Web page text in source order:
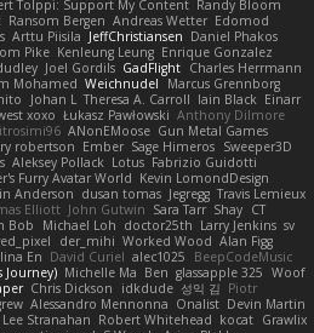
Tolppi: Support My Content Randy Bloom
Ransom Bergen Andreas Wetter Edomod
Arttu Piisila JeffChristiansen Daniel Phakos
Pike Kenleung Leung Enrique Gonzalez
Joel Gordils GadFlight Charles Herrmann
Mohamed Weichnudel
Marcus Grennborg
Johan L Theresa A. Carroll Iain Black Einarr
xoxo Łukasz Pawłowski Anthony Dilmore
ANonEMoose Gun Metal Games
robertson Ember Sage Himeros Sweeper3D
Aleksey Pollack Lotus Fabrizio Guidotti
Furry Avatar World Kevin LomondDesign
Anderson dusan tomas Jegregg Travis Lemieux
Elliott John Gutwin Sara Tarr Shay CT
Bob Michael Loh doctor25th Larry Jenkins sv
der_mihi Worked Wood Alan Figg
En David Curiel alec1025
BeepCodeMusic
Journey) Michelle Ma Ben glassapple 325 Woof
Chris Dickson idkdude 성익 김 Piotr
Alessandro Mennonna Onalist Devin Martin
Lee Stranahan Robert Whitehead kocat Grawlix